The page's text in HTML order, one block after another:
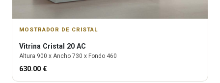
MOSTRADOR DE CRISTAL
Vitrina Cristal 20 AC
Altura 900 x Ancho 730 x Fondo 460
630.00 €